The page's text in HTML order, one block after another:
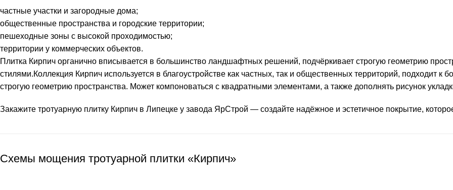
частные участки и загородные дома;
общественные пространства и городские территории;
пешеходные зоны с высокой проходимостью;
территории у коммерческих объектов.
Плитка Кирпич органично вписывается в большинство ландшафтных решений, подчёркивает строгую геометрию
стилями.Коллекция Кирпич используется в благоустройстве как частных, так и общественных территорий, подходит
строгую геометрию пространства. Может компоноваться с квадратными элементами, а также дополнять рисунок
Закажите тротуарную плитку Кирпич в Липецке у завода ЯрСтрой — создайте надёжное и эстетичное покрытие,
Схемы мощения тротуарной плитки «Кирпич»